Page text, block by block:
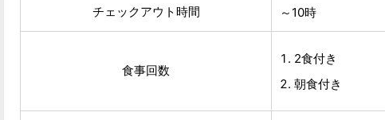
チェックアウト時間 ～10時
食事回数
2食付き
朝食付き